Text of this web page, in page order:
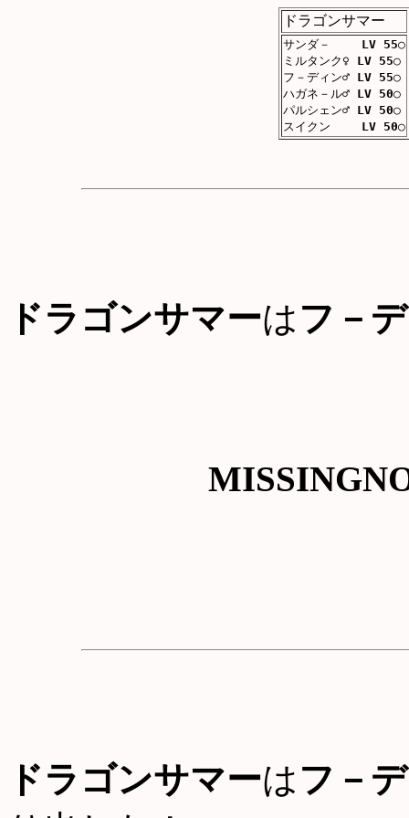
ドラゴンサマー
サンダ－ LV 55○
ミルタンク♀ LV 55○
フ－ディン♂ LV 55○
ハガネ－ル♂ LV 50○
パルシェン♂ LV 50○
スイクン
LV 50○
ドラゴンサマーはフ－
ドラゴンサマーはフ－